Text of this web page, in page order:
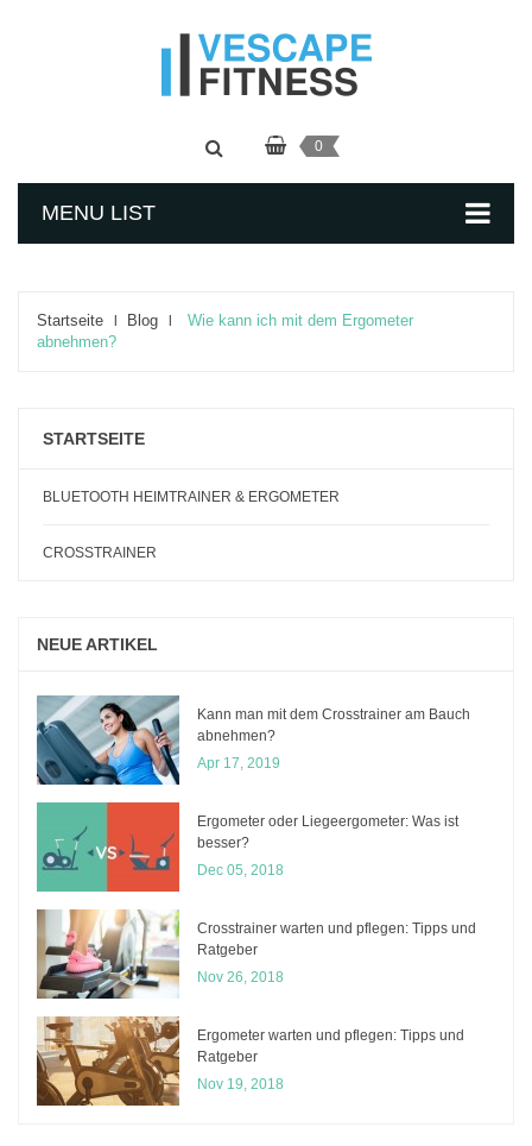
0
MENU LIST
Startseite Blog
Wie kann ich mit dem Ergometer
abnehmen?
STARTSEITE
BLUETOOTH HEIMTRAINER & ERGOMETER
CROSSTRAINER
NEUE ARTIKEL
Kann man mit dem Crosstrainer am Bauch
abnehmen?
Apr 17, 2019
Ergometer oder Liegeergometer: Was ist
besser?
Dec 05, 2018
Crosstrainer warten und pflegen: Tipps und
Ratgeber
Nov 26, 2018
Ergometer warten und pflegen: Tipps und
Ratgeber
Nov 19, 2018